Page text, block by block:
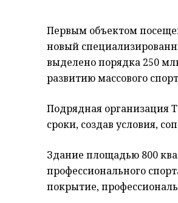
Первым объектом
новый
выделено порядка 250
развитию массового
Подрядная организация
сроки, создав условия,
Здание площадью 800
профессионального
покрытие,